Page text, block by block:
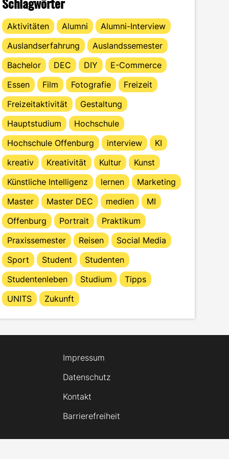
Aktivitäten Alumni
Alumni-Interview
Auslandserfahrung
Auslandssemester
Bachelor
DEC DIY
E-Commerce
Essen
Film Fotografie
Freizeit
Freizeitaktivität
Gestaltung
Hauptstudium
Hochschule
Hochschule Offenburg
interview
KI
kreativ
Kreativität Kultur
Kunst
Künstliche Intelligenz
lernen
Marketing
Master
Master DEC medien
MI
Offenburg
Portrait
Praktikum
Praxissemester
Reisen
Social Media
Sport
Student
Studenten
Studentenleben
Studium
Tipps
UNITS
Zukunft
Impressum
Datenschutz
Kontakt
Barrierefreiheit